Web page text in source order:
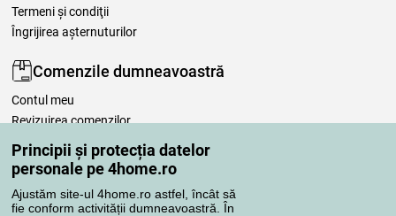
Principii și protecția datelor
personale pe 4home.ro
Ajustăm site-ul 4home.ro astfel, încât să
fie conform activității dumneavoastră. În
Termeni şi condiţii
Îngrijirea așternuturilor
Comenzile dumneavoastră
Contul meu
Revizuirea comenzilor
Reclamaţii
Retragere de la contract
Regulile de procesare a recenziilor